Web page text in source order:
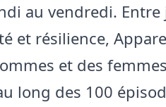
au vendredi. Entre
et résilience,
et des
long des 100